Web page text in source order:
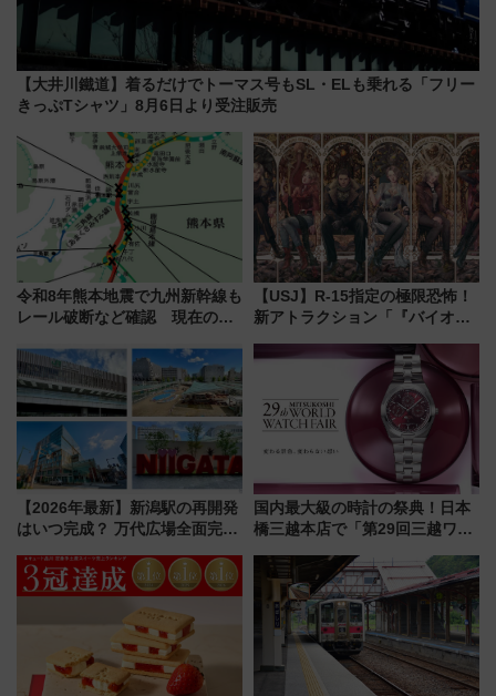
【大井川鐵道】着るだけでトーマス号もSL・ELも乗れる「フリー
きっぷTシャツ」8月6日より受注販売
令和8年熊本地震で九州新幹線も
レール破断など確認 現在の運
響
【USJ】R-15指定の極限恐怖！
新アトラクション「『バイオハ
ブ」今秋登場 ―予測不能の恐
怖に泣き叫べ―
【2026年最新】新潟駅の再開発
はいつ完成？ 万代広場全面完成
開発、バスタ新潟構想まで徹底
解説！
国内最大級の時計の祭典！日本
橋三越本店で「第29回三越ワー
【2026年8月5日～25日】